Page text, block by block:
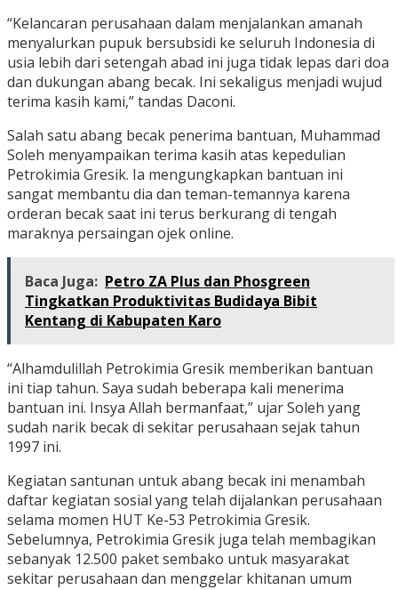
“Kelancaran perusahaan dalam menjalankan amanah
menyalurkan pupuk bersubsidi ke seluruh Indonesia di
usia lebih dari setengah abad ini juga tidak lepas dari doa
dan dukungan abang becak. Ini sekaligus menjadi wujud
terima kasih kami,” tandas Daconi.
Salah satu abang becak penerima bantuan, Muhammad
Soleh menyampaikan terima kasih atas kepedulian
Petrokimia Gresik. Ia mengungkapkan bantuan ini
sangat membantu dia dan teman-temannya karena
orderan becak saat ini terus berkurang di tengah
maraknya persaingan ojek online.
Baca Juga: Petro ZA Plus dan Phosgreen
Tingkatkan Produktivitas Budidaya Bibit
Kentang di Kabupaten Karo
“Alhamdulillah Petrokimia Gresik memberikan bantuan
ini tiap tahun. Saya sudah beberapa kali menerima
bantuan ini. Insya Allah bermanfaat,” ujar Soleh yang
sudah narik becak di sekitar perusahaan sejak tahun
1997 ini.
Kegiatan santunan untuk abang becak ini menambah
daftar kegiatan sosial yang telah dijalankan perusahaan
selama momen HUT Ke-53 Petrokimia Gresik.
Sebelumnya, Petrokimia Gresik juga telah membagikan
sebanyak 12.500 paket sembako untuk masyarakat
sekitar perusahaan dan menggelar khitanan umum